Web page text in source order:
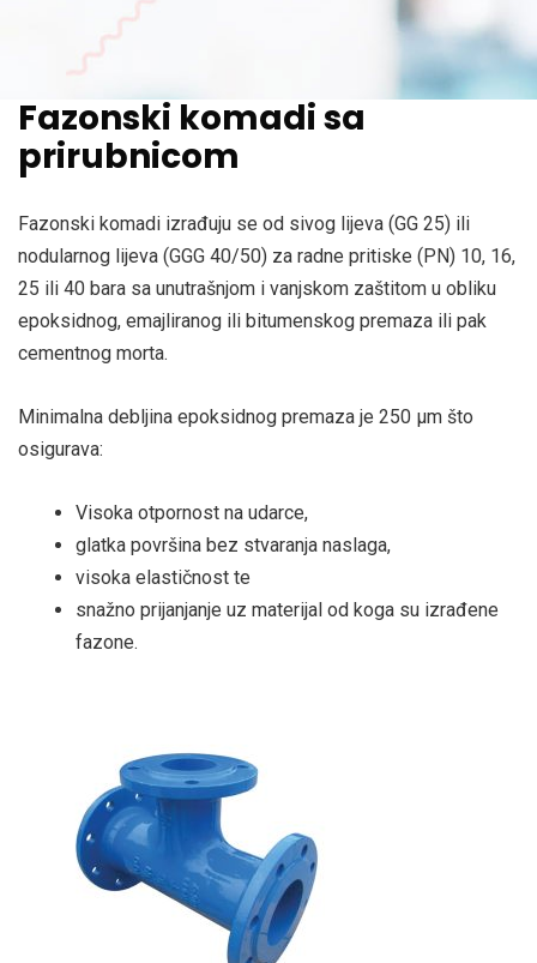
Fazonski komadi sa
prirubnicom
Fazonski komadi izrađuju se od sivog lijeva (GG 25) ili
nodularnog lijeva (GGG 40/50) za radne pritiske (PN) 10, 16,
25 ili 40 bara sa unutrašnjom i vanjskom zaštitom u obliku
epoksidnog, emajliranog ili bitumenskog premaza ili pak
cementnog morta.
Minimalna debljina epoksidnog premaza je 250 μm što
osigurava:
Visoka otpornost na udarce,
glatka površina bez stvaranja naslaga,
visoka elastičnost te
snažno prijanjanje uz materijal od koga su izrađene
fazone.